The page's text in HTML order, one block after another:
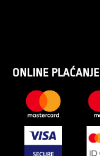
ONLINE PLAĆANJE